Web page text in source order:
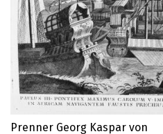
Prenner Georg Kaspar von